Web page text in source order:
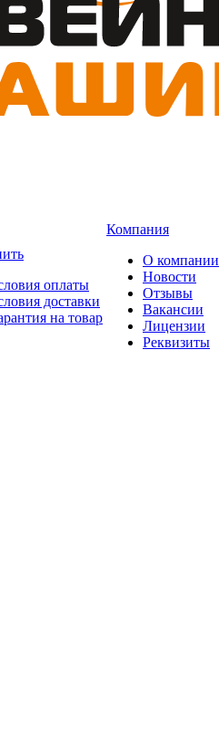
оплаты
доставки
на товар
Компания
О компании
Новости
Отзывы
Вакансии
Лицензии
Реквизиты